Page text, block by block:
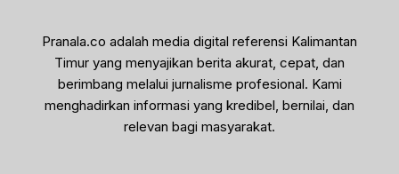
Pranala.co adalah media digital referensi Kalimantan
Timur yang menyajikan berita akurat, cepat, dan
berimbang melalui jurnalisme profesional. Kami
menghadirkan informasi yang kredibel, bernilai, dan
relevan bagi masyarakat.